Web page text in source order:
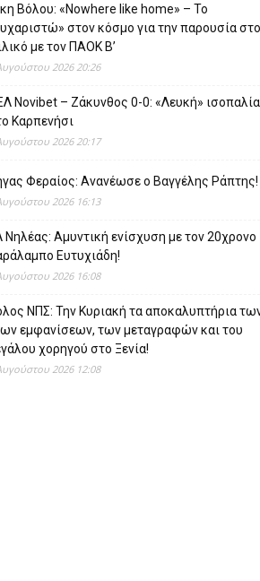
Βόλου: «Nowhere like home» – Το
στον κόσμο για την παρουσία στο
με τον ΠΑΟΚ Β’
2026 20:26
Novibet – Ζάκυνθος 0-0: «Λευκή» ισοπαλία
Καρπενήσι
2026 20:17
Φεραίος: Ανανέωσε ο Βαγγέλης Ράπτης!
2026 16:13
Νηλέας: Αμυντική ενίσχυση με τον 20χρονο
Ευτυχιάδη!
2026 16:08
ΝΠΣ: Την Κυριακή τα αποκαλυπτήρια
εμφανίσεων, των μεταγραφών και του
χορηγού στο Ξενία!
2026 12:08